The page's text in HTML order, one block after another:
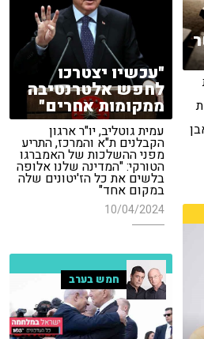
"עכשיו יצטרכו
לחפש אלטרנטיבה
ממקומות אחרים"
עמית גוטליב, יו"ר ארגון
הקבלנים ת"א והמרכז, התריע
מפני ההשלכות של האמברגו
הטורקי: "המדינה שלנו אלופה
בלשים את כל הז'יטונים שלה
במקום אחד"
10/04/2024
חמש בערב